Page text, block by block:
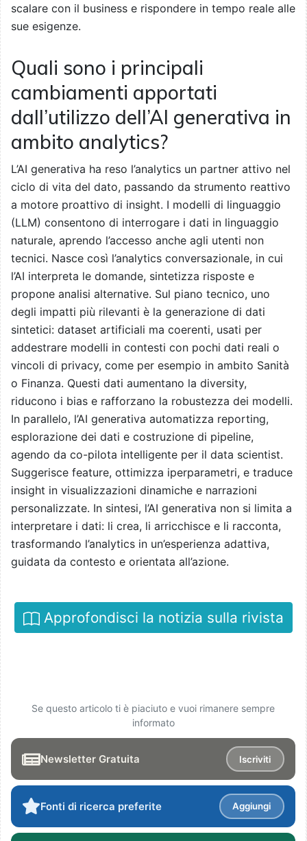
scalare con il business e rispondere in tempo reale alle
sue esigenze.
Quali sono i principali
cambiamenti apportati
dall’utilizzo dell’AI generativa in
ambito analytics?
L’AI generativa ha reso l’analytics un partner attivo nel
ciclo di vita del dato, passando da strumento reattivo
a motore proattivo di insight. I modelli di linguaggio
(LLM) consentono di interrogare i dati in linguaggio
naturale, aprendo l’accesso anche agli utenti non
tecnici. Nasce così l’analytics conversazionale, in cui
l’AI interpreta le domande, sintetizza risposte e
propone analisi alternative. Sul piano tecnico, uno
degli impatti più rilevanti è la generazione di dati
sintetici: dataset artificiali ma coerenti, usati per
addestrare modelli in contesti con pochi dati reali o
vincoli di privacy, come per esempio in ambito Sanità
o Finanza. Questi dati aumentano la diversity,
riducono i bias e rafforzano la robustezza dei modelli.
In parallelo, l’AI generativa automatizza reporting,
esplorazione dei dati e costruzione di pipeline,
agendo da co-pilota intelligente per il data scientist.
Suggerisce feature, ottimizza iperparametri, e traduce
insight in visualizzazioni dinamiche e narrazioni
personalizzate. In sintesi, l’AI generativa non si limita a
interpretare i dati: li crea, li arricchisce e li racconta,
trasformando l’analytics in un’esperienza adattiva,
guidata da contesto e orientata all’azione.
Approfondisci la notizia sulla rivista
Se questo articolo ti è piaciuto e vuoi rimanere sempre
informato
Newsletter Gratuita Iscriviti
Fonti di ricerca preferite Aggiungi